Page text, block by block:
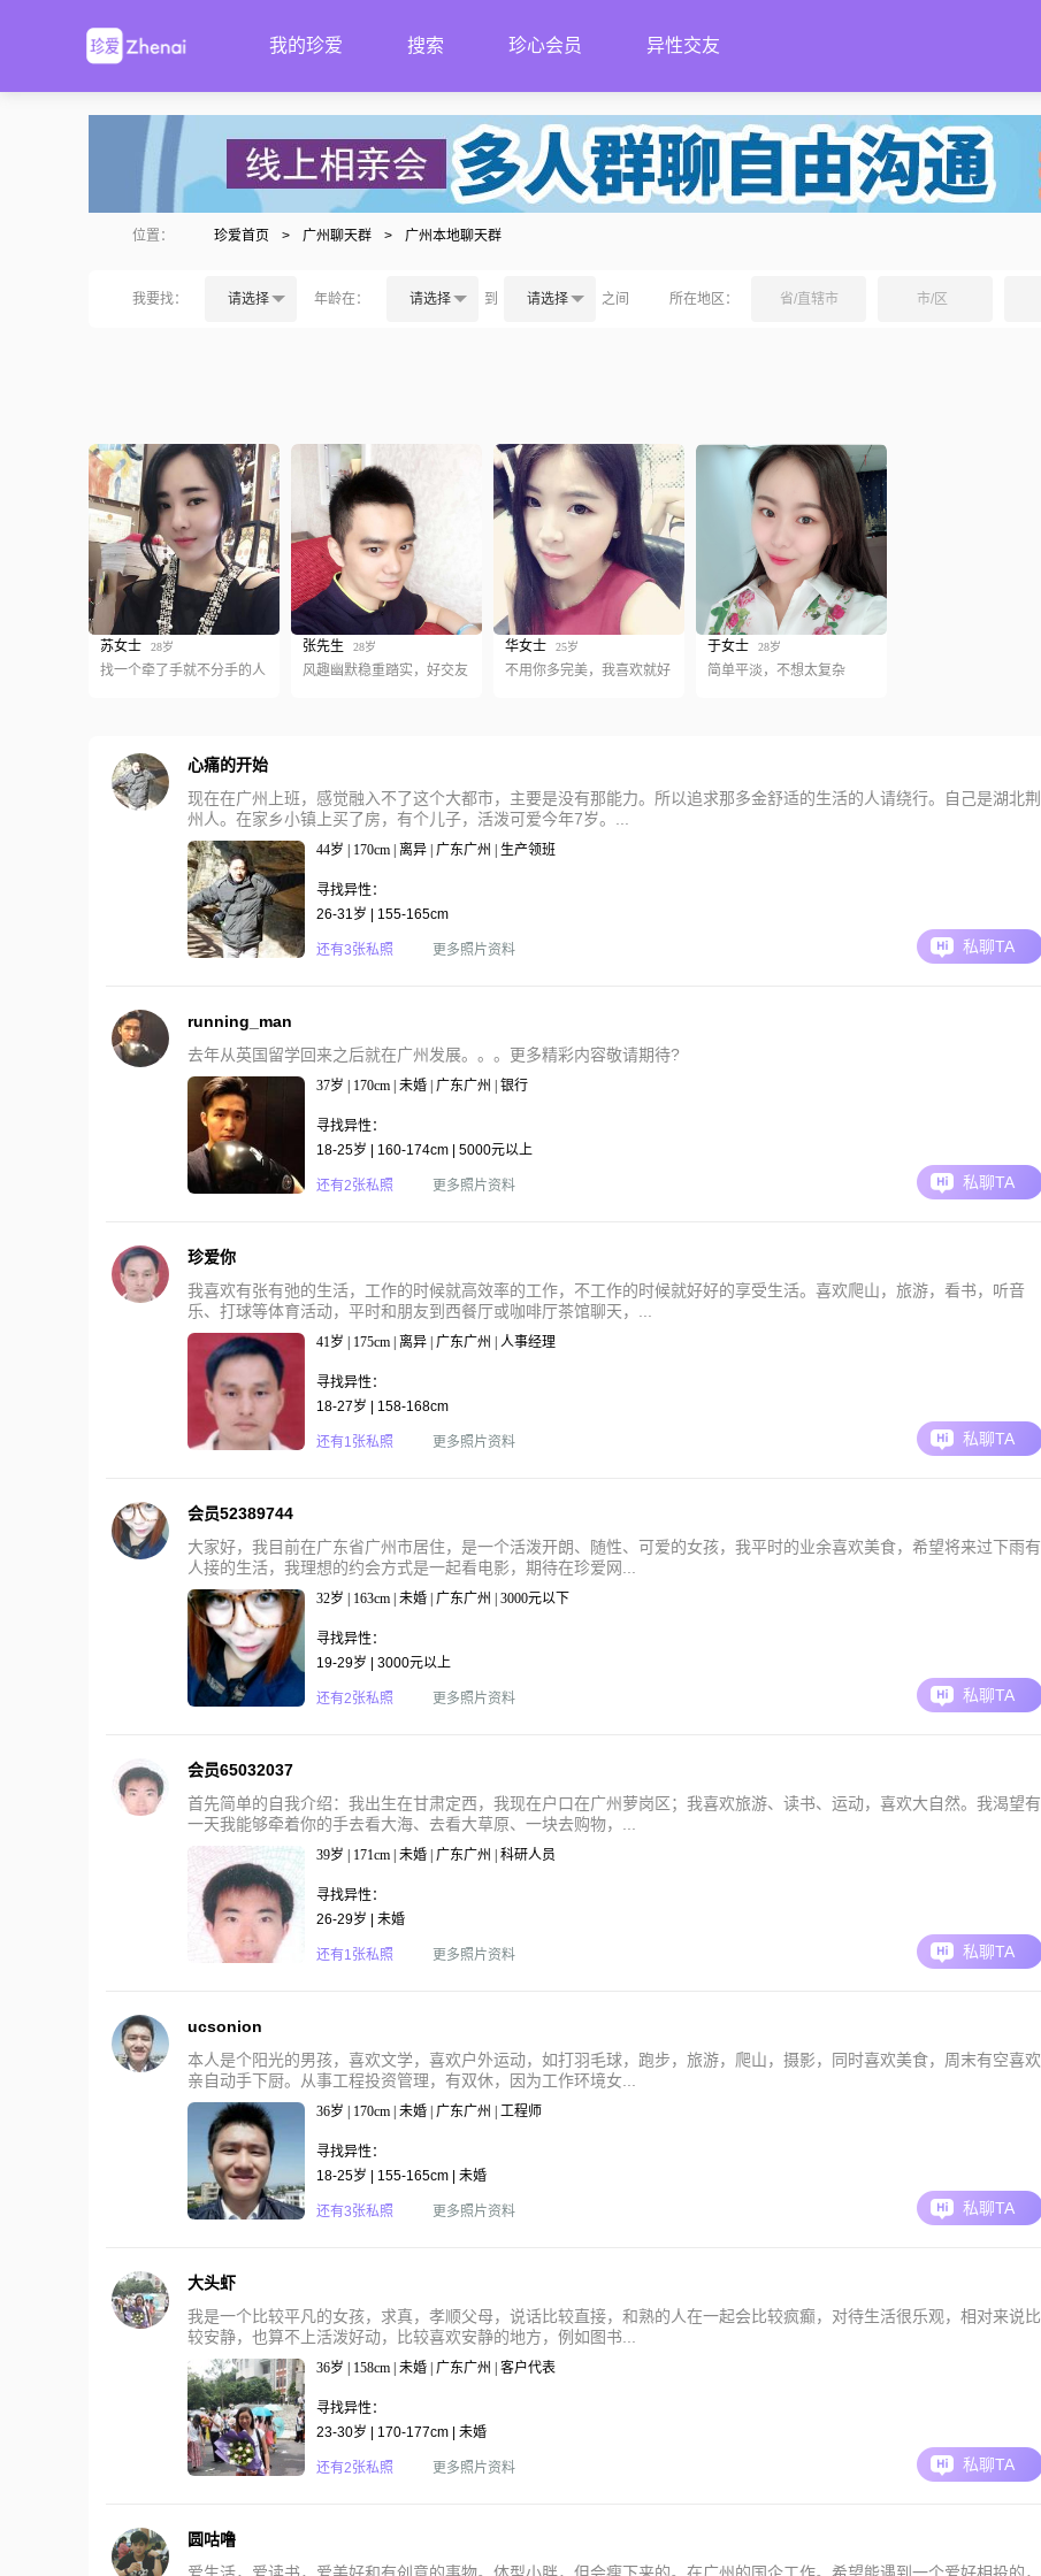
我的珍爱 搜索 珍心会员 异性交友
位置： 珍爱首页 > 广州聊天群 > 广州本地聊天群
我要找： 请选择 年龄在： 请选择 到 请选择 之间 所在地区： 省/直辖市 市/区
苏女士 28岁
找一个牵了手就不分手的人
张先生 28岁
风趣幽默稳重踏实，好交友
华女士 25岁
不用你多完美，我喜欢就好
于女士 28岁
简单平淡，不想太复杂
心痛的开始
现在在广州上班，感觉融入不了这个大都市，主要是没有那能力。所以追求那多金舒适的生活的人请绕行。自己是湖北荆
州人。在家乡小镇上买了房，有个儿子，活泼可爱今年7岁。...
44岁 | 170cm | 离异 | 广东广州 | 生产领班
寻找异性：
26-31岁 | 155-165cm
还有3张私照 更多照片资料 私聊TA
running_man
去年从英国留学回来之后就在广州发展。。。更多精彩内容敬请期待?
37岁 | 170cm | 未婚 | 广东广州 | 银行
寻找异性：
18-25岁 | 160-174cm | 5000元以上
还有2张私照 更多照片资料 私聊TA
珍爱你
我喜欢有张有弛的生活，工作的时候就高效率的工作，不工作的时候就好好的享受生活。喜欢爬山，旅游，看书，听音
乐、打球等体育活动，平时和朋友到西餐厅或咖啡厅茶馆聊天，...
41岁 | 175cm | 离异 | 广东广州 | 人事经理
寻找异性：
18-27岁 | 158-168cm
还有1张私照 更多照片资料 私聊TA
会员52389744
大家好，我目前在广东省广州市居住，是一个活泼开朗、随性、可爱的女孩，我平时的业余喜欢美食，希望将来过下雨有
人接的生活，我理想的约会方式是一起看电影，期待在珍爱网...
32岁 | 163cm | 未婚 | 广东广州 | 3000元以下
寻找异性：
19-29岁 | 3000元以上
还有2张私照 更多照片资料 私聊TA
会员65032037
首先简单的自我介绍：我出生在甘肃定西，我现在户口在广州萝岗区；我喜欢旅游、读书、运动，喜欢大自然。我渴望有
一天我能够牵着你的手去看大海、去看大草原、一块去购物，...
39岁 | 171cm | 未婚 | 广东广州 | 科研人员
寻找异性：
26-29岁 | 未婚
还有1张私照 更多照片资料 私聊TA
ucsonion
本人是个阳光的男孩，喜欢文学，喜欢户外运动，如打羽毛球，跑步，旅游，爬山，摄影，同时喜欢美食，周末有空喜欢
亲自动手下厨。从事工程投资管理，有双休，因为工作环境女...
36岁 | 170cm | 未婚 | 广东广州 | 工程师
寻找异性：
18-25岁 | 155-165cm | 未婚
还有3张私照 更多照片资料 私聊TA
大头虾
我是一个比较平凡的女孩，求真，孝顺父母，说话比较直接，和熟的人在一起会比较疯癫，对待生活很乐观，相对来说比
较安静，也算不上活泼好动，比较喜欢安静的地方，例如图书...
36岁 | 158cm | 未婚 | 广东广州 | 客户代表
寻找异性：
23-30岁 | 170-177cm | 未婚
还有2张私照 更多照片资料 私聊TA
圆咕噜